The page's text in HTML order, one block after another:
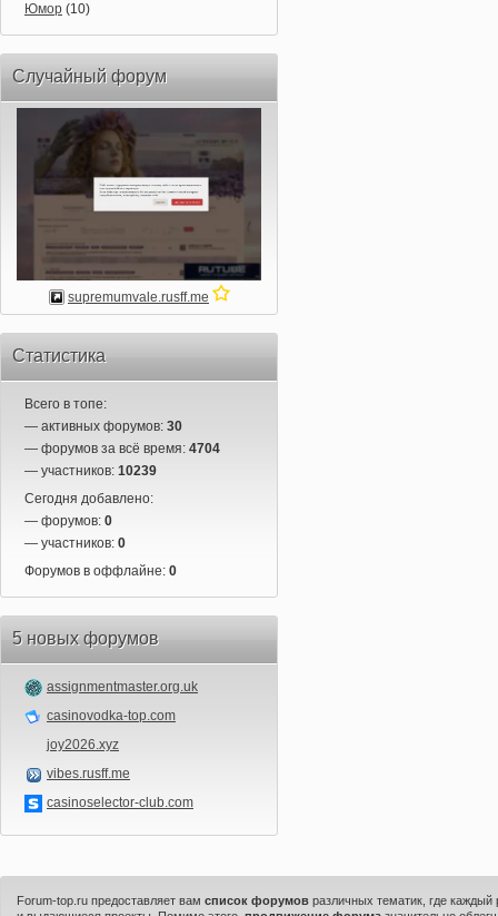
Юмор (10)
Случайный форум
supremumvale.rusff.me
Статистика
Всего в топе:
— активных форумов: 30
— форумов за всё время: 4704
— участников: 10239
Сегодня добавлено:
— форумов: 0
— участников: 0
Форумов в оффлайне: 0
5 новых форумов
assignmentmaster.org.uk
casinovodka-top.com
joy2026.xyz
vibes.rusff.me
casinoselector-club.com
Forum-top.ru предоставляет вамсписок форумов различных тематик, где